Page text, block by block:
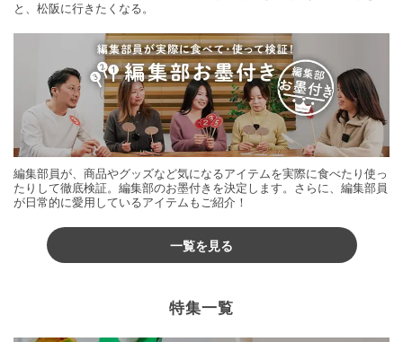
と、松阪に行きたくなる。
編集部員が、商品やグッズなど気になるアイテムを実際に食べたり使っ
たりして徹底検証。編集部のお墨付きを決定します。さらに、編集部員
が日常的に愛用しているアイテムもご紹介！
一覧を見る
特集一覧